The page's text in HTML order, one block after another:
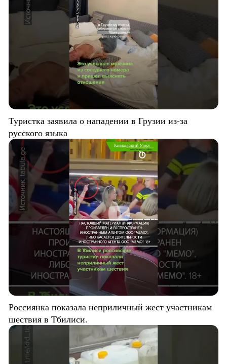
Туристка заявила о нападении в Грузии из-за
русского языка
Россиянка показала неприличный жест участникам
шествия в Тбилиси.